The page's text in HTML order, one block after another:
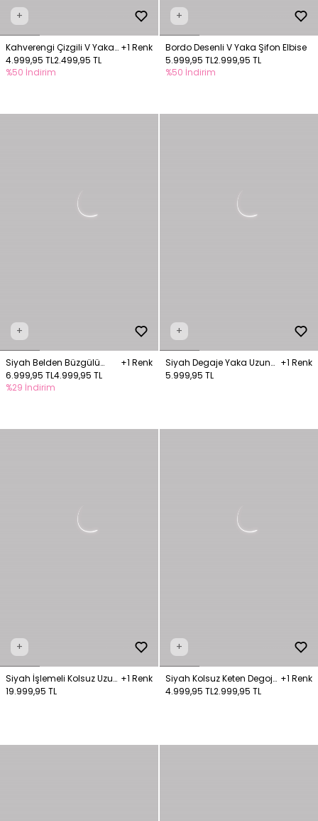
+
Kahverengi Çizgili V Yaka
Uzun Elbise
+1 Renk
4.999,95 TL2.499,95 TL
%50 İndirim
+
Bordo Desenli V Yaka Şifon Elbise
5.999,95 TL2.999,95 TL
%50 İndirim
+
Siyah Belden Büzgülü
Yelekli İpli Elbise
+1 Renk
6.999,95 TL4.999,95 TL
%29 İndirim
+
Siyah Degaje Yaka Uzun
Elbise
+1 Renk
5.999,95 TL
+
Siyah İşlemeli Kolsuz Uzun
Tül Elbise
+1 Renk
19.999,95 TL
+
Siyah Kolsuz Keten Degoje
Elbise
+1 Renk
4.999,95 TL2.999,95 TL